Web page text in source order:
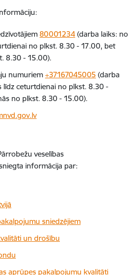
80001234 (darba laiks: no
no plkst. 8.30 - 17.00, bet
8.30 - 15.00).
numuriem +37167045005 (darba
līdz ceturtdienai no plkst. 8.30 -
no plkst. 8.30 - 15.00).
veselības
informācija par:
sniedzējiem
un drošību
aprūpes pakalpojumu kvalitāti